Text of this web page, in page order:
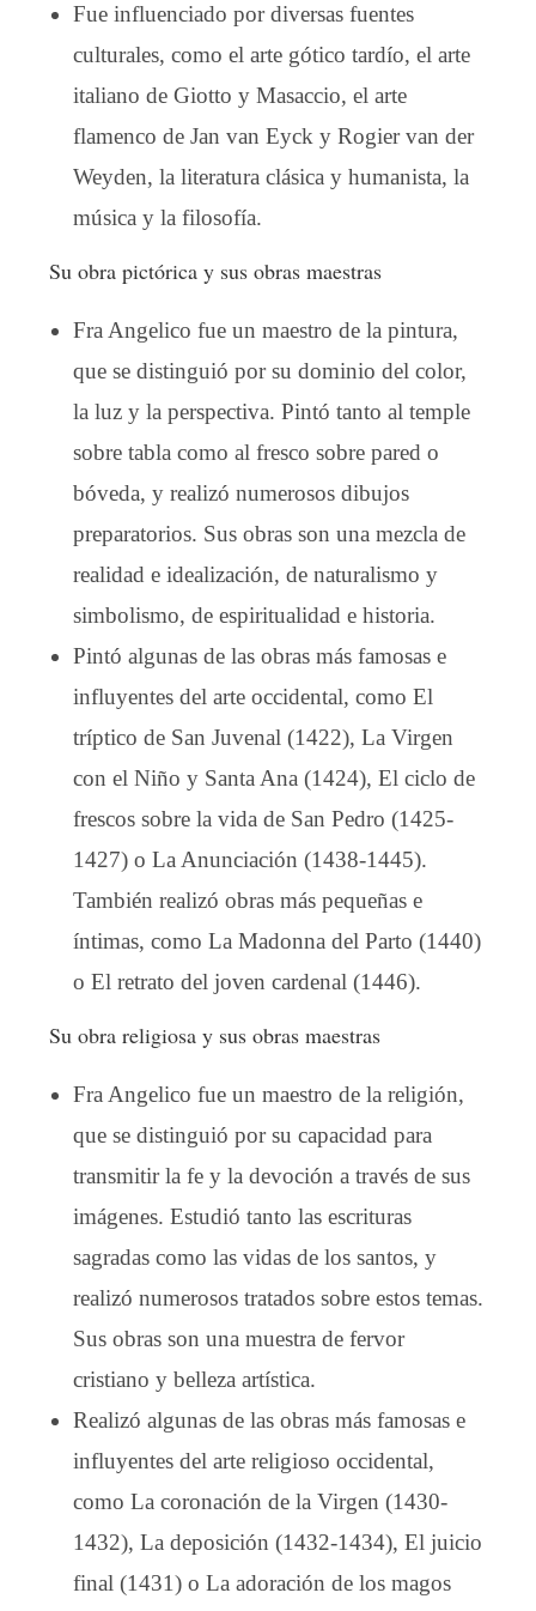
Fue influenciado por diversas fuentes
culturales, como el arte gótico tardío, el arte
italiano de Giotto y Masaccio, el arte
flamenco de Jan van Eyck y Rogier van der
Weyden, la literatura clásica y humanista, la
música y la filosofía.
Su obra pictórica y sus obras maestras
Fra Angelico fue un maestro de la pintura,
que se distinguió por su dominio del color,
la luz y la perspectiva. Pintó tanto al temple
sobre tabla como al fresco sobre pared o
bóveda, y realizó numerosos dibujos
preparatorios. Sus obras son una mezcla de
realidad e idealización, de naturalismo y
simbolismo, de espiritualidad e historia.
Pintó algunas de las obras más famosas e
influyentes del arte occidental, como El
tríptico de San Juvenal (1422), La Virgen
con el Niño y Santa Ana (1424), El ciclo de
frescos sobre la vida de San Pedro (1425-
1427) o La Anunciación (1438-1445).
También realizó obras más pequeñas e
íntimas, como La Madonna del Parto (1440)
o El retrato del joven cardenal (1446).
Su obra religiosa y sus obras maestras
Fra Angelico fue un maestro de la religión,
que se distinguió por su capacidad para
transmitir la fe y la devoción a través de sus
imágenes. Estudió tanto las escrituras
sagradas como las vidas de los santos, y
realizó numerosos tratados sobre estos temas.
Sus obras son una muestra de fervor
cristiano y belleza artística.
Realizó algunas de las obras más famosas e
influyentes del arte religioso occidental,
como La coronación de la Virgen (1430-
1432), La deposición (1432-1434), El juicio
final (1431) o La adoración de los magos